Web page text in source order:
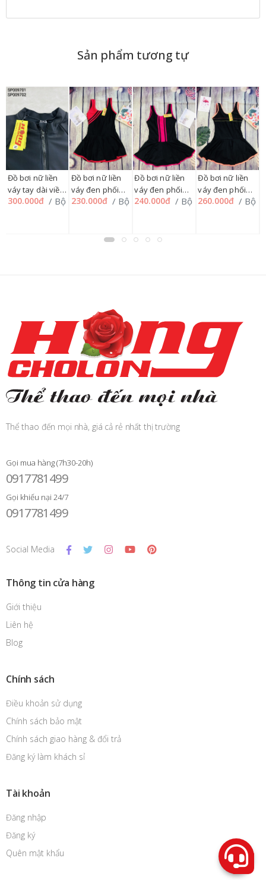
Sản phẩm tương tự
Đồ bơi nữ liền
váy tay dài viền
né M=>XL, 171B
300.000đ / Bộ
Đồ bơi nữ liền
váy đen phối
màu 4XL, 28B
230.000đ / Bộ
Đồ bơi nữ liền
váy đen phối
màu 5XL, 28B
240.000đ / Bộ
Đồ bơi nữ liền
váy đen phối
màu 6XL, 28B
260.000đ / Bộ
Thể thao đến mọi nhà, giá cả rẻ nhất thị trường
Gọi mua hàng (7h30-20h)
0917781499
Gọi khiếu nại 24/7
0917781499
Social Media
Thông tin cửa hàng
Giới thiệu
Liên hệ
Blog
Chính sách
Điều khoản sử dụng
Chính sách bảo mật
Chính sách giao hàng & đổi trả
Đăng ký làm khách sỉ
Tài khoản
Đăng nhập
Đăng ký
Quên mật khẩu